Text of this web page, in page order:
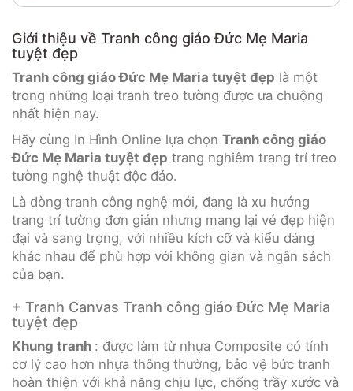
Giới thiệu về Tranh công giáo Đức Mẹ Maria
tuyệt đẹp
Tranh công giáo Đức Mẹ Maria tuyệt đẹp là một
trong những loại tranh treo tường được ưa chuộng
nhất hiện nay.
Hãy cùng In Hình Online lựa chọn Tranh công giáo
Đức Mẹ Maria tuyệt đẹp trang nghiêm trang trí treo
tường nghệ thuật độc đáo.
Là dòng tranh công nghệ mới, đang là xu hướng
trang trí tường đơn giản nhưng mang lại vẻ đẹp hiện
đại và sang trọng, với nhiều kích cỡ và kiểu dáng
khác nhau để phù hợp với không gian và ngân sách
của bạn.
+ Tranh Canvas Tranh công giáo Đức Mẹ Maria
tuyệt đẹp
Khung tranh : được làm từ nhựa Composite có tính
cơ lý cao hơn nhựa thông thường, bảo vệ bức tranh
hoàn thiện với khả năng chịu lực, chống trầy xước và